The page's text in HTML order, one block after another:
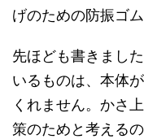
げのための防振ゴム
先ほども書きまし
いるものは、本体
くれません。かさ
策のためと考える